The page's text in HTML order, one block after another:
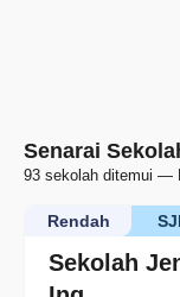
Senarai
93 sekolah ditemui —
Sekolah
Rendah